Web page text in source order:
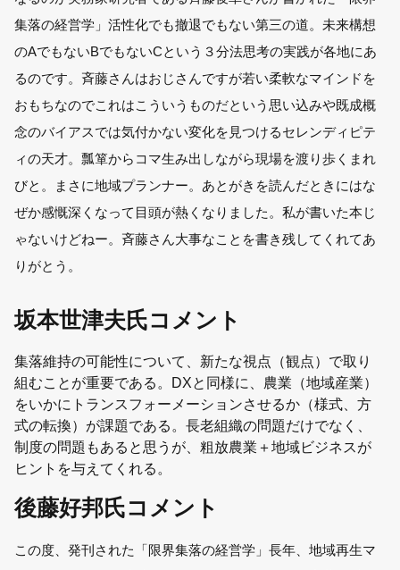
集落の経営学」活性化でも撤退でもない第三の道。未来構想
のAでもないBでもないCという３分法思考の実践が各地にあ
るのです。斉藤さんはおじさんですが若い柔軟なマインドを
おもちなのでこれはこういうものだという思い込みや既成概
念のバイアスでは気付かない変化を見つけるセレンディピテ
ィの天才。瓢箪からコマ生み出しながら現場を渡り歩くまれ
びと。まさに地域プランナー。あとがきを読んだときにはな
ぜか感慨深くなって目頭が熱くなりました。私が書いた本じ
ゃないけどねー。 斉藤さん大事なことを書き残してくれてあ
りがとう。
坂本世津夫氏コメント
集落維持の可能性について、新たな視点（観点）で取り
組むことが重要である。DXと同様に、農業（地域産業）
をいかにトランスフォーメーションさせるか（様式、方
式の転換）が課題である。長老組織の問題だけでなく、
制度の問題もあると思うが、粗放農業＋地域ビジネスが
ヒントを与えてくれる。
後藤好邦氏コメント
この度、発刊された「限界集落の経営学」長年、地域再生マ